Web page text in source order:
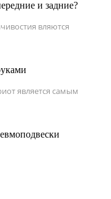
и задние?
вляются
является самым